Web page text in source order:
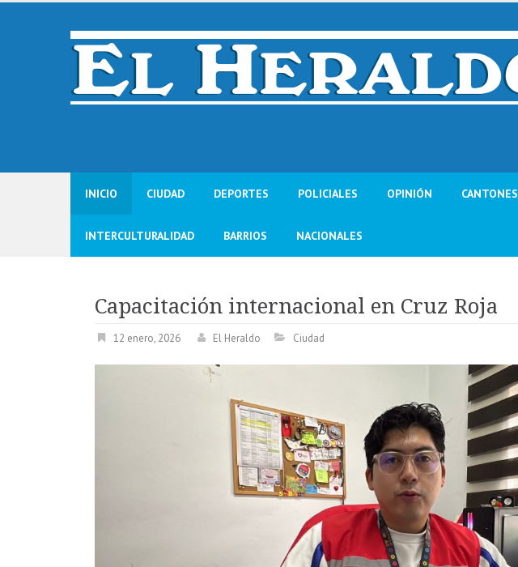
Skip
INICIO CIUDAD DEPORTES POLICIALES OPINIÓN CANTONES
INTERCULTURALIDAD BARRIOS NACIONALES
Capacitación internacional en Cruz Roja
12 enero, 2026 El Heraldo Ciudad